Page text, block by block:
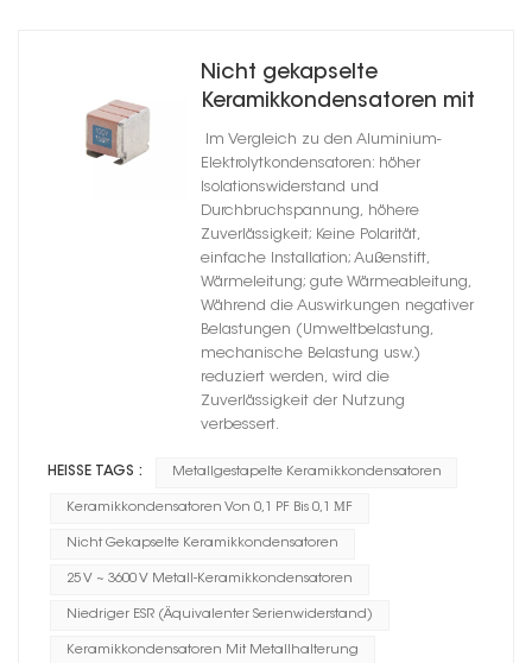
Nicht gekapselte
Keramikkondensatoren mit
Metallhalterung und hoher
Zuverlässigkeit
Im Vergleich zu den Aluminium-
Elektrolytkondensatoren: höher
Isolationswiderstand und
Durchbruchspannung, höhere
Zuverlässigkeit; Keine Polarität,
einfache Installation; Außenstift,
Wärmeleitung; gute Wärmeableitung,
Während die Auswirkungen negativer
Belastungen (Umweltbelastung,
mechanische Belastung usw.)
reduziert werden, wird die
Zuverlässigkeit der Nutzung
verbessert.
HEISSE TAGS : Metallgestapelte Keramikkondensatoren
Keramikkondensatoren Von 0,1 PF Bis 0,1 ΜF
Nicht Gekapselte Keramikkondensatoren
25 V ~ 3600 V Metall-Keramikkondensatoren
Niedriger ESR (Äquivalenter Serienwiderstand)
Keramikkondensatoren Mit Metallhalterung